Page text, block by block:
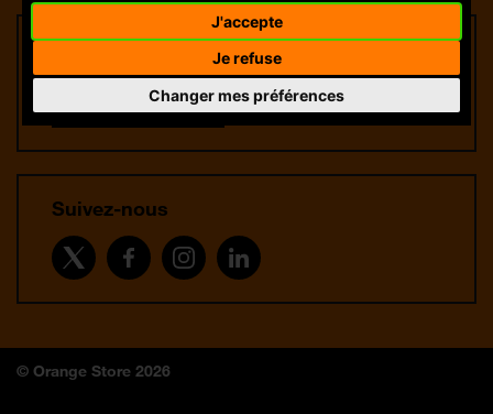
J'accepte
Je refuse
Changer mes préférences
Rejoignez-nous
Trouver une offre
Suivez-nous
© Orange Store 2026